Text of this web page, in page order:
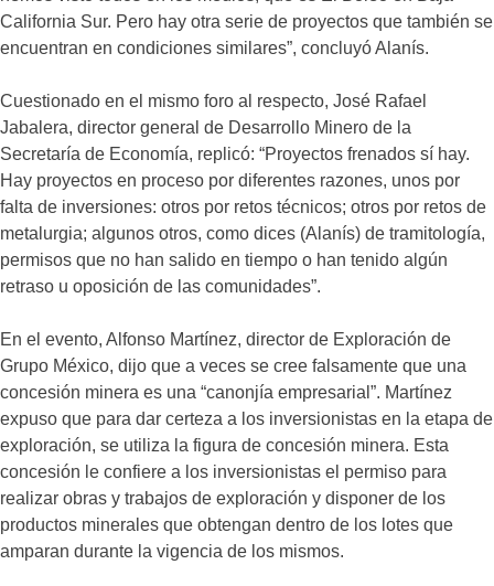
California Sur. Pero hay otra serie de proyectos que también se
encuentran en condiciones similares”, concluyó Alanís.
Cuestionado en el mismo foro al respecto, José Rafael
Jabalera, director general de Desarrollo Minero de la
Secretaría de Economía, replicó: “Proyectos frenados sí hay.
Hay proyectos en proceso por diferentes razones, unos por
falta de inversiones: otros por retos técnicos; otros por retos de
metalurgia; algunos otros, como dices (Alanís) de tramitología,
permisos que no han salido en tiempo o han tenido algún
retraso u oposición de las comunidades”.
En el evento, Alfonso Martínez, director de Exploración de
Grupo México, dijo que a veces se cree falsamente que una
concesión minera es una “canonjía empresarial”. Martínez
expuso que para dar certeza a los inversionistas en la etapa de
exploración, se utiliza la figura de concesión minera. Esta
concesión le confiere a los inversionistas el permiso para
realizar obras y trabajos de exploración y disponer de los
productos minerales que obtengan dentro de los lotes que
amparan durante la vigencia de los mismos.